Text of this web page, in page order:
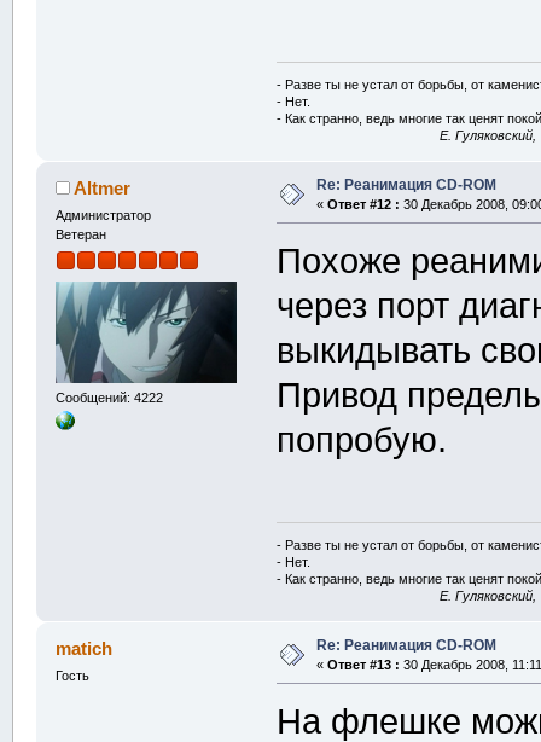
- Разве ты не устал от борьбы, от
- Нет.
- Как странно, ведь многие так ценят
E.
Altmer
Администратор
Ветеран
Сообщений: 4222
Re: Реанимация CD-ROM
« Ответ #12 : 30 Декабрь 2008,
Похоже
через порт
выкидывать
Привод
попробую.
- Разве ты не устал от борьбы, от
- Нет.
- Как странно, ведь многие так ценят
E.
matich
Гость
Re: Реанимация CD-ROM
« Ответ #13 : 30 Декабрь 2008,
На флешке